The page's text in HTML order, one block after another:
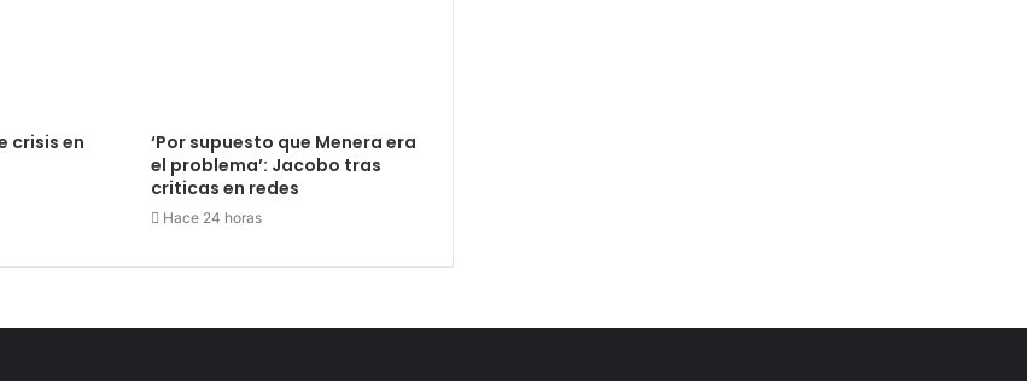
crisis en
‘Por supuesto que Menera era
el problema’: Jacobo tras
criticas en redes
Hace 24 horas